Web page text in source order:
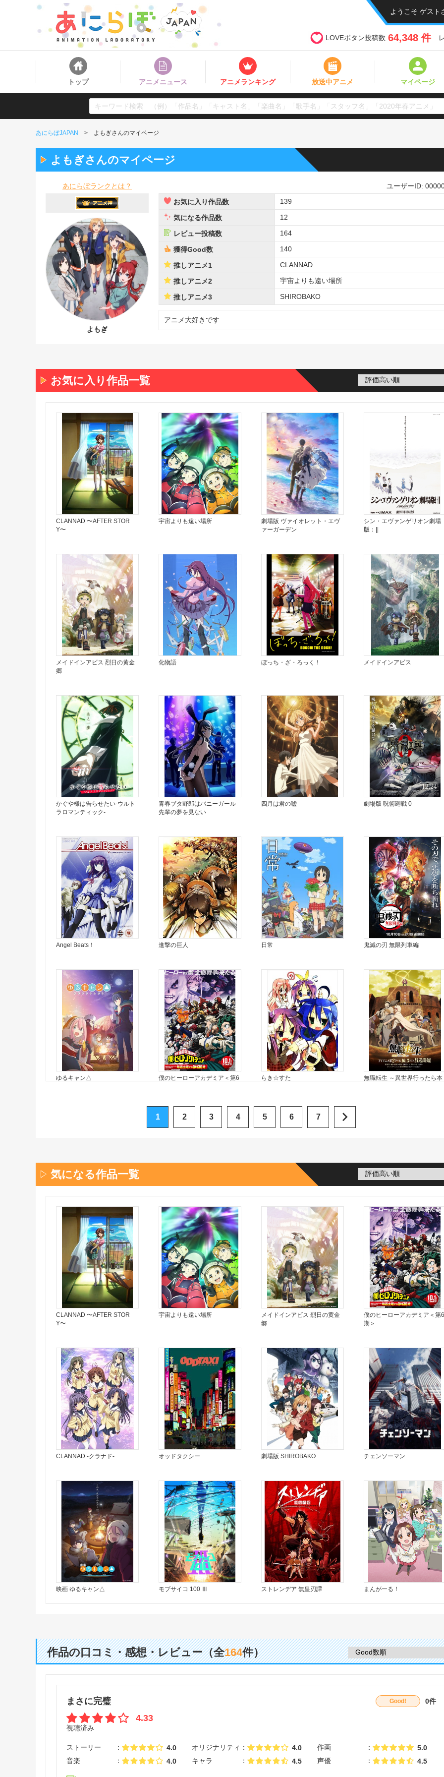
ようこそ ゲスト
LOVEボタン投稿数 64,348 件
トップ アニメニュース アニメランキング 放送中アニメ マイページ
あにらぼJAPAN よもぎさんのマイページ
よもぎさんのマイページ
あにらぼランクとは？ ユーザーID:
よもぎ
お気に入り作品数 139
気になる作品数 12
レビュー投稿数 164
獲得Good数 140
推しアニメ1 CLANNAD
推しアニメ2 宇宙よりも遠い場所
推しアニメ3 SHIROBAKO
アニメ大好きです
お気に入り作品一覧
CLANNAD 〜AFTER STOR
Y〜
宇宙よりも遠い場所
劇場版 ヴァイオレット・エヴ
ァーガーデン
シン・エヴァンゲリオン劇場
版：||
メイドインアビス 烈日の黄金
郷
化物語 ぼっち・ざ・ろっく！ メイドインアビス
かぐや様は告らせたい-ウルト
ラロマンティック-
青春ブタ野郎はバニーガール
先輩の夢を見ない
四月は君の嘘 劇場版 呪術廻戦 0
Angel Beats！ 進撃の巨人 日常 鬼滅の刃 無限列車編
ゆるキャン△
僕のヒーローアカデミア＜第6
らき☆すた
無職転生 ～異世界行ったら本
1 2 3 4 5 6 7
気になる作品一覧
CLANNAD 〜AFTER STOR
Y〜
宇宙よりも遠い場所
メイドインアビス 烈日の黄金
郷
僕のヒーローアカデミア＜第6
期＞
CLANNAD -クラナド- オッドタクシー 劇場版 SHIROBAKO チェンソーマン
映画 ゆるキャン△ モブサイコ 100 Ⅲ ストレンヂア 無皇刃譚 まんがーる！
作品の口コミ・感想・レビュー（全164件）
まさに完璧
4.33
視聴済み
Good! 0件
ストーリー 4.0 オリジナリティ 4.0 作画
5.0
音楽
4.0 キャラ 4.5 声優 4.5